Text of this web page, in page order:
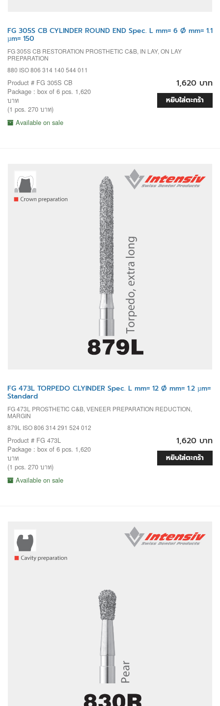
FG 305S CB CYLINDER ROUND END Spec. L mm= 6 Ø mm= 1.1
µm= 150
FG 305S CB RESTORATION PROSTHETIC C&B, IN LAY, ON LAY
PREPARATION
880 ISO 806 314 140 544 011
Product # FG 305S CB
Package : box of 6 pcs. 1,620
บาท
(1 pcs. 270 บาท)
Available on sale
1,620 บาท
หยิบใส่ตะกร้า
FG 473L TORPEDO CLYINDER Spec. L mm= 12 Ø mm= 1.2 µm=
Standard
FG 473L PROSTHETIC C&B, VENEER PREPARATION REDUCTION,
MARGIN
879L ISO 806 314 291 524 012
Product # FG 473L
Package : box of 6 pcs. 1,620
บาท
(1 pcs. 270 บาท)
Available on sale
1,620 บาท
หยิบใส่ตะกร้า